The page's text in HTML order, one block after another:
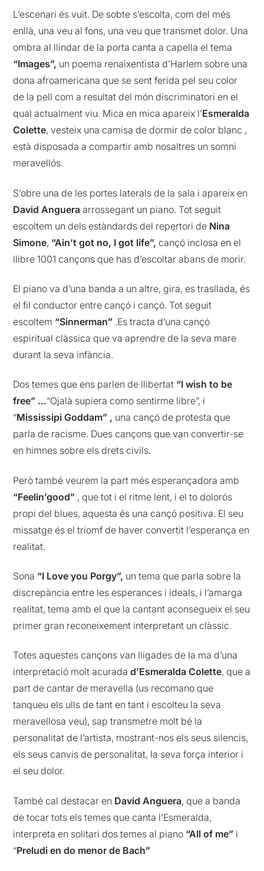
L’escenari és vuit. De sobte s’escolta, com del més
enllà, una veu al fons, una veu que transmet dolor. Una
ombra al llindar de la porta canta a capella el tema
“Images”, un poema renaixentista d’Harlem sobre una
dona afroamericana que se sent ferida pel seu color
de la pell com a resultat del món discriminatori en el
qual actualment viu. Mica en mica apareix l’Esmeralda
Colette, vesteix una camisa de dormir de color blanc ,
està disposada a compartir amb nosaltres un somni
meravellós.
S’obre una de les portes laterals de la sala i apareix en
David Anguera arrossegant un piano. Tot seguit
escoltem un dels estàndards del repertori de Nina
Simone, “Ain’t got no, I got life”, cançó inclosa en el
llibre 1001 cançons que has d’escoltar abans de morir.
El piano va d’una banda a un altre, gira, es trasllada, és
el fil conductor entre cançó i cançó. Tot seguit
escoltem “Sinnerman” .Es tracta d’una cançó
espiritual clàssica que va aprendre de la seva mare
durant la seva infància.
Dos temes que ens parlen de llibertat “I wish to be
free” …“Ojalà supiera como sentirme libre”, i
“Mississipi Goddam” , una cançó de protesta que
parla de racisme. Dues cançons que van convertir-se
en himnes sobre els drets civils.
Però també veurem la part més esperançadora amb
“Feelin’good” , que tot i el ritme lent, i el to dolorós
propi del blues, aquesta és una cançó positiva. El seu
missatge és el triomf de haver convertit l’esperança en
realitat.
Sona “I Love you Porgy”, un tema que parla sobre la
discrepància entre les esperances i ideals, i l’amarga
realitat, tema amb el que la cantant aconsegueix el seu
primer gran reconeixement interpretant un clàssic.
Totes aquestes cançons van lligades de la ma d’una
interpretació molt acuradad’Esmeralda Colette, que a
part de cantar de meravella (us recomano que
tanqueu els ulls de tant en tant i escolteu la seva
meravellosa veu), sap transmetre molt bé la
personalitat de l’artista, mostrant-nos els seus silencis,
els seus canvis de personalitat, la seva força interior i
el seu dolor.
També cal destacar en David Anguera, que a banda
de tocar tots els temes que canta l’Esmeralda,
interpreta en solitari dos temes al piano “All of me” i
“Preludi en do menor de Bach”